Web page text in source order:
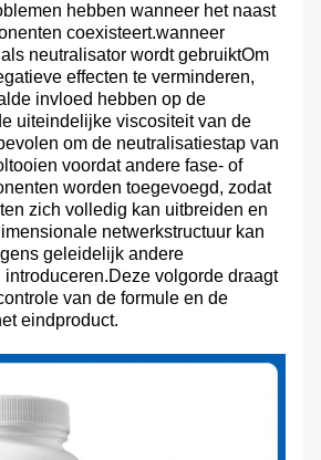
hebben wanneer het naast
coexisteert.wanneer
neutralisator wordt gebruiktOm
effecten te verminderen,
invloed hebben op de
uiteindelijke viscositeit van de
om de neutralisatiestap van
voordat andere fase- of
worden toegevoegd, zodat
zich volledig kan uitbreiden en
netwerkstructuur kan
geleidelijk andere
volgorde draagt
van de formule en de
eindproduct.